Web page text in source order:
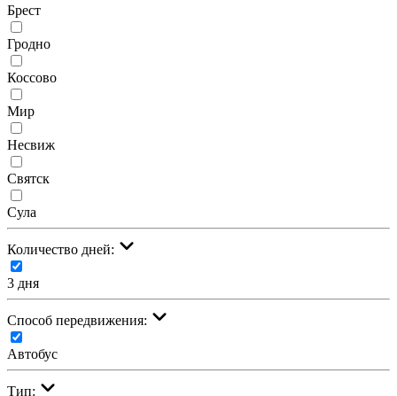
Брест
Гродно
Коссово
Мир
Несвиж
Святск
Сула
Количество дней:
3 дня
Cпособ передвижения:
Автобус
Тип: